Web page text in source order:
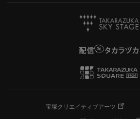
宝塚クリエイティブアーツ